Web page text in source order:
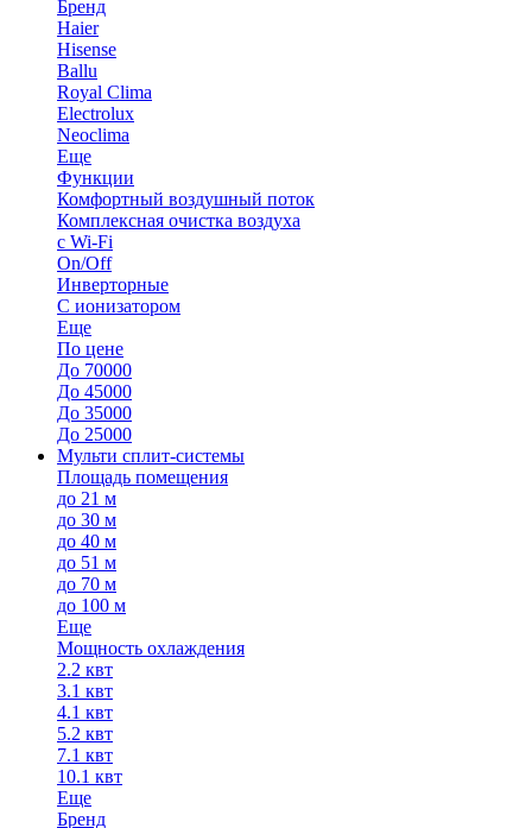
Бренд
Haier
Hisense
Ballu
Royal Clima
Electrolux
Neoclima
Еще
Функции
Комфортный воздушный поток
Комплексная очистка воздуха
с Wi-Fi
On/Off
Инверторные
С ионизатором
Еще
По цене
До 70000
До 45000
До 35000
До 25000
Мульти сплит-системы
Площадь помещения
до 21 м
до 30 м
до 40 м
до 51 м
до 70 м
до 100 м
Еще
Мощность охлаждения
2.2 квт
3.1 квт
4.1 квт
5.2 квт
7.1 квт
10.1 квт
Еще
Бренд